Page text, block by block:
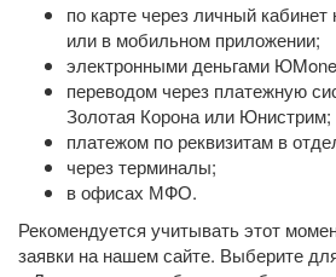
по карте через личный
или в мобильном приложении;
электронными деньгами
переводом через платежную
Золотая Корона или Юнистрим;
платежом по реквизитам в
через терминалы;
в офисах МФО.
Рекомендуется учитывать этот
заявки на нашем сайте. Выберите